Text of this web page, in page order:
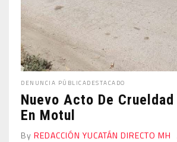
DENUNCIA PÚBLICADESTACADO
Nuevo Acto De
En Motul
By REDACCIÓN YUCATÁN DIRECTO MH